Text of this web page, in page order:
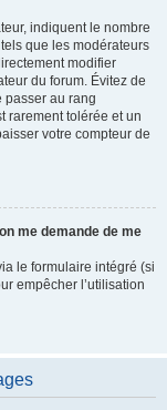
indiquent le nombre
que les modérateurs
modifier
du forum. Évitez de
passer au rang
rarement tolérée et un
votre compteur de
me demande de me
le formulaire intégré (si
empêcher l’utilisation